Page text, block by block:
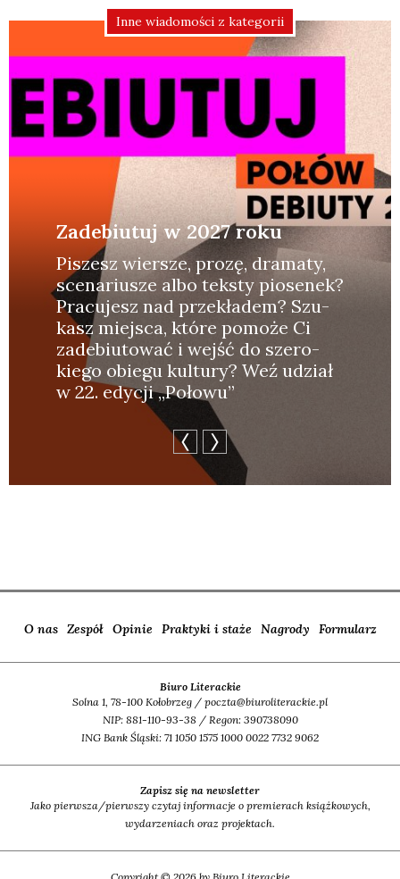
Inne wiadomości z kategorii
Zadebiutuj w 2027 roku
Piszesz wier­sze, pro­zę, dra­ma­ty,
sce­na­riu­sze albo tek­sty pio­se­nek?
Pra­cu­jesz nad prze­kła­dem? Szu­
kasz miej­sca, któ­re pomo­że Ci
zade­biu­to­wać i wejść do sze­ro­
kie­go obie­gu kul­tu­ry? Weź udział
w 22. edy­cji „Poło­wu”
O nas Zespół Opinie Praktyki i staże Nagrody Formularz
Biuro Literackie
Solna 1, 78-100 Kołobrzeg / poczta@biuroliterackie.pl
NIP: 881-110-93-38 / Regon: 390738090
ING Bank Śląski: 71 1050 1575 1000 0022 7732 9062
Zapisz się na newsletter
Jako pierwsza/pierwszy czytaj informacje o premierach książkowych,
wydarzeniach oraz projektach.